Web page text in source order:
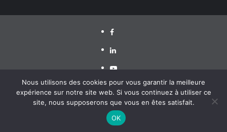
Facebook
LinkedIn
Youtube
Grand Besançon Métropole 2020 ©|CoverNewspar AF
themes
Nous utilisons des cookies pour vous garantir la meilleure
expérience sur notre site web. Si vous continuez à utiliser ce
site, nous supposerons que vous en êtes satisfait.
OK